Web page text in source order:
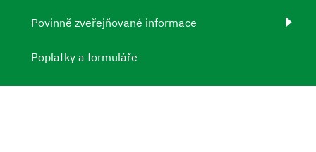
Povinně zveřejňované informace
Poplatky a formuláře